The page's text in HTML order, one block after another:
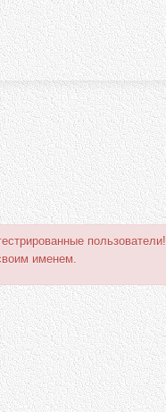
пользователи!
именем.